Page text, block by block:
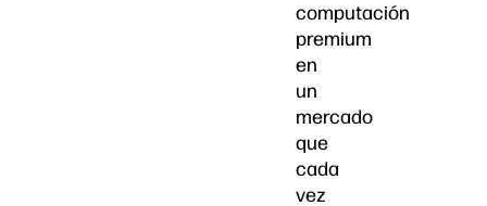
computación
premium
en
un
mercado
que
cada
vez